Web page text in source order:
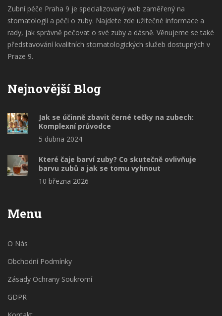
Zubní péče Praha 9 je specializovaný web zaměřený na
stomatologii a péči o zuby. Najdete zde užitečné informace a
rady, jak správně pečovat o své zuby a dásně. Věnujeme se také
představování kvalitních stomatologických služeb dostupných v
Praze 9.
Nejnovější Blog
Jak se účinně zbavit černé tečky na zubech:
Komplexní průvodce
5 dubna 2024
Které čaje barví zuby? Co skutečně ovlivňuje
barvu zubů a jak se tomu vyhnout
10 března 2026
Menu
O Nás
Obchodní Podmínky
Zásady Ochrany Soukromí
GDPR